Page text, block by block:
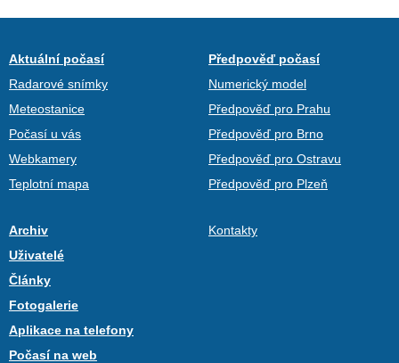
Aktuální počasí
Radarové snímky
Meteostanice
Počasí u vás
Webkamery
Teplotní mapa
Předpověď počasí
Numerický model
Předpověď pro Prahu
Předpověď pro Brno
Předpověď pro Ostravu
Předpověď pro Plzeň
Archiv
Uživatelé
Články
Fotogalerie
Aplikace na telefony
Počasí na web
Kontakty